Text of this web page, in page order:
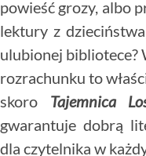
powieść grozy, albo
lektury z
ulubionej bibliotece?
rozrachunku to
skoro Tajemnica
gwarantuje dobrą
dla czytelnika w